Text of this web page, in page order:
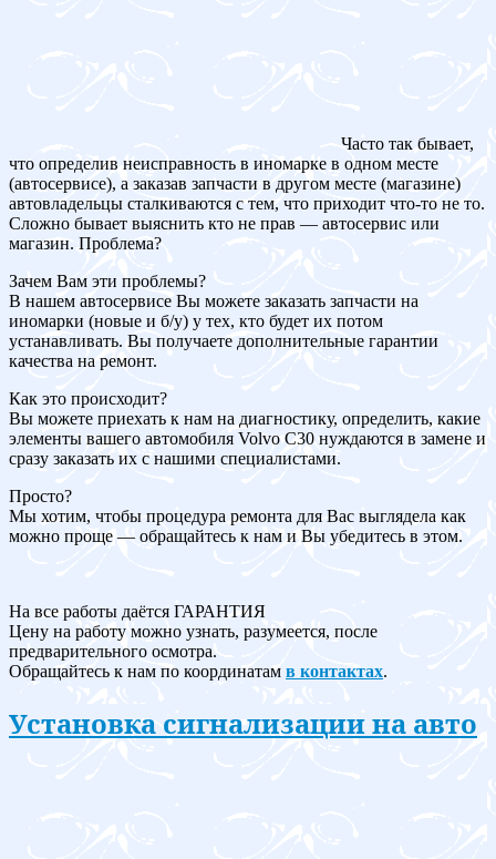
Часто так бывает,
что определив неисправность в иномарке в одном месте
(автосервисе), а заказав запчасти в другом месте (магазине)
автовладельцы сталкиваются с тем, что приходит что-то не то.
Сложно бывает выяснить кто не прав — автосервис или
магазин. Проблема?
Зачем Вам эти проблемы?
В нашем автосервисе Вы можете заказать запчасти на
иномарки (новые и б/у) у тех, кто будет их потом
устанавливать. Вы получаете дополнительные гарантии
качества на ремонт.
Как это происходит?
Вы можете приехать к нам на диагностику, определить, какие
элементы вашего автомобиля Volvo C30 нуждаются в замене и
сразу заказать их с нашими специалистами.
Просто?
Мы хотим, чтобы процедура ремонта для Вас выглядела как
можно проще — обращайтесь к нам и Вы убедитесь в этом.
На все работы даётся ГАРАНТИЯ
Цену на работу можно узнать, разумеется, после
предварительного осмотра.
Обращайтесь к нам по координатам в контактах.
Установка сигнализации на авто